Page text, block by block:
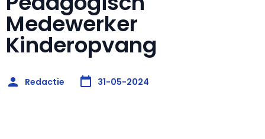
Medewerker
Kinderopvang
Redactie 31-05-2024